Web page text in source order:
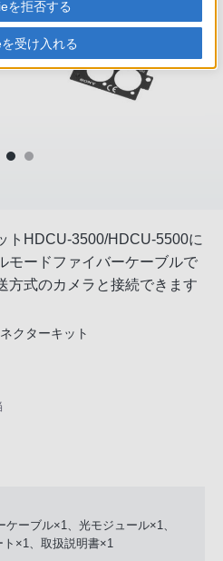
トHDCU-3500/HDCU-5500に
モードファイバーケーブルで
方式のカメラと接続できます
クターキット
ーブル×1、光モジュール×1、
×1、取扱説明書×1
を拒否する
受け入れる